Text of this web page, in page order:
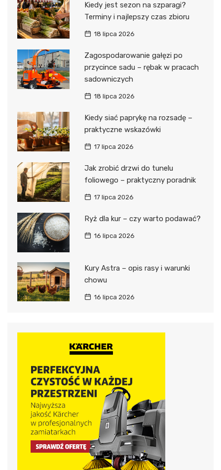
Kiedy jest sezon na szparagi?
Terminy i najlepszy czas zbioru
18 lipca 2026
Zagospodarowanie gałęzi po
przycince sadu – rębak w pracach
sadowniczych
18 lipca 2026
Kiedy siać paprykę na rozsadę –
praktyczne wskazówki
17 lipca 2026
Jak zrobić drzwi do tunelu
foliowego – praktyczny poradnik
17 lipca 2026
Ryż dla kur – czy warto podawać?
16 lipca 2026
Kury Astra – opis rasy i warunki
chowu
16 lipca 2026